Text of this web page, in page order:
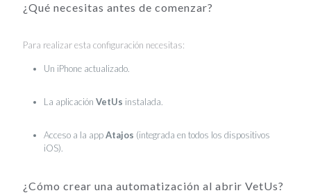
¿Qué necesitas antes de comenzar?
Para realizar esta configuración necesitas:
Un iPhone actualizado.
La aplicación VetUs instalada.
Acceso a la appAtajos (integrada en todos los dispositivos
iOS).
¿Cómo crear una automatización al abrir VetUs?